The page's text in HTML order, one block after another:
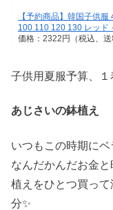
【予約商品】韓国子供
100 110 120 130 レッド
価格：2322円（税込、
子供用夏服予算、１
あじさいの鉢植え
いつもこの時期に
なんだかんだお金
植えをひとつ買っ
分✨